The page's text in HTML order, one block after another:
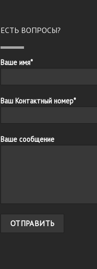
ЕСТЬ ВОПРОСЫ?
Ваше имя*
Ваш Контактный номер*
Ваше сообщение